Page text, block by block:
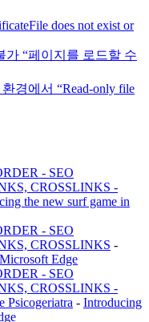
does not exist or
가 “페이지를 로드할 수
경에서 “Read-only file
- SEO
CROSSLINKS -
the new surf game in
- SEO
CROSSLINKS -
Edge
- SEO
CROSSLINKS -
Psicogeriatra - Introducing